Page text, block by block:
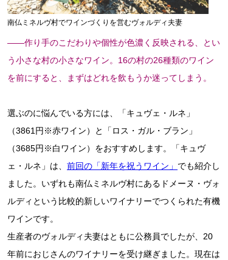
南仏ミネルヴ村でワインづくりを営むヴォルディ夫妻
――作り手のこだわりや個性が色濃く反映される、とい
う小さな村の小さなワイン。16の村の26種類のワイン
を前にすると、まずはどれを飲もうか迷ってしまう。
選ぶのに悩んでいる方には、「キュヴェ・ルネ」
（3861円※赤ワイン）と「ロス・ガル・ブラン」
（3685円※白ワイン）をおすすめします。「キュヴ
ェ・ルネ」は、 前回の「新年を祝うワイン」 でも紹介し
ました。いずれも南仏ミネルヴ村にあるドメーヌ・ヴォ
ルディという比較的新しいワイナリーでつくられた有機
ワインです。
生産者のヴォルディ夫妻はともに公務員でしたが、20
年前におじさんのワイナリーを受け継ぎました。現在は